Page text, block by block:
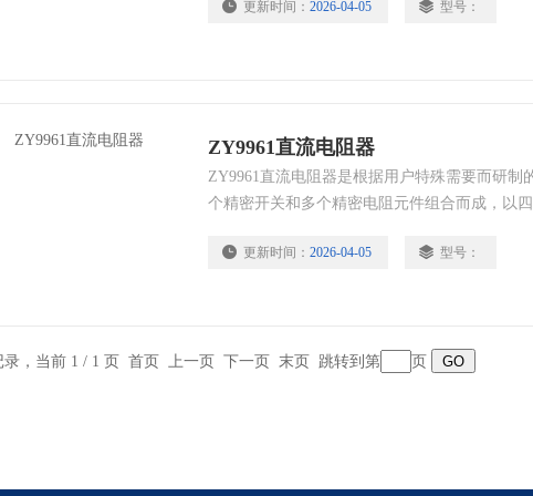
的统一信号和电力系统中使用的各种电量变送
更新时间： 2026-04-05 型号：
ZY9961直流电阻器
ZY9961直流电阻器是根据用户特殊需要而研制
个精密开关和多个精密电阻元件组合而成，以
更新时间： 2026-04-05 型号：
录，当前 1 / 1 页 首页 上一页 下一页 末页 跳转到第 页